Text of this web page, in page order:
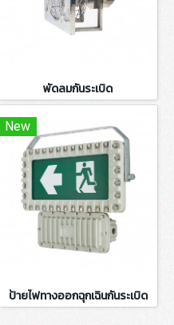
พัดลมกันระเบิด
New
ป้ายไฟทางออกฉุกเฉินกันระเบิด